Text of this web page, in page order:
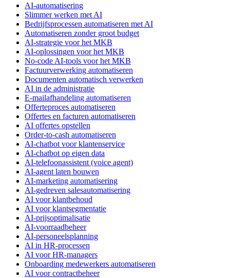
AI-automatisering
Slimmer werken met AI
Bedrijfsprocessen automatiseren met AI
Automatiseren zonder groot budget
AI-strategie voor het MKB
AI-oplossingen voor het MKB
No-code AI-tools voor het MKB
Factuurverwerking automatiseren
Documenten automatisch verwerken
AI in de administratie
E-mailafhandeling automatiseren
Offerteproces automatiseren
Offertes en facturen automatiseren
AI offertes opstellen
Order-to-cash automatiseren
AI-chatbot voor klantenservice
AI-chatbot op eigen data
AI-telefoonassistent (voice agent)
AI-agent laten bouwen
AI-marketing automatisering
AI-gedreven salesautomatisering
AI voor klantbehoud
AI voor klantsegmentatie
AI-prijsoptimalisatie
AI-voorraadbeheer
AI-personeelsplanning
AI in HR-processen
AI voor HR-managers
Onboarding medewerkers automatiseren
AI voor contractbeheer